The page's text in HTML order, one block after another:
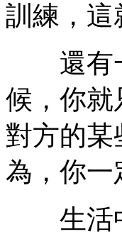
訓練，這
還有一
候，你就
對方的
為，你一
生活中